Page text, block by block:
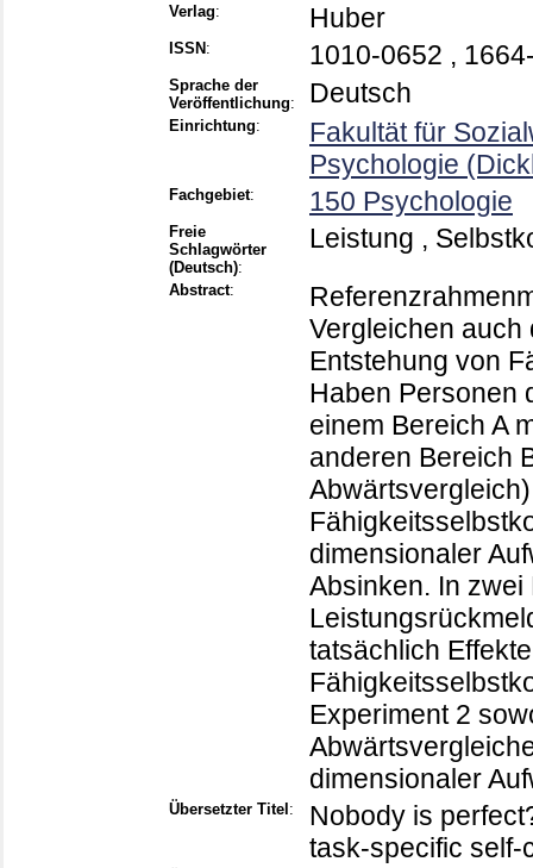
Verlag: Huber
ISSN : 1010-0652 ,
Sprache der
Veröffentlichung: Deutsch
Einrichtung:
Fakultät für
Psychologie
Fachgebiet: 150 Psychologie
Freie
Schlagwörter
(Deutsch):
Leistung ,
Abstract:
Vergleichen auch
Entstehung von
Haben Personen
einem Bereich A
anderen Bereich
dimensionaler
Absinken. In zwei
tatsächlich
Experiment 2
dimensionaler
Übersetzter Titel :
Nobody is
task-specific self-